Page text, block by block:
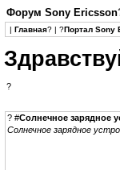
Форум Sony Ericsson
| Главная? | ?Портал Sony
?
? #Cолнечное зарядное
Cолнечное зарядное